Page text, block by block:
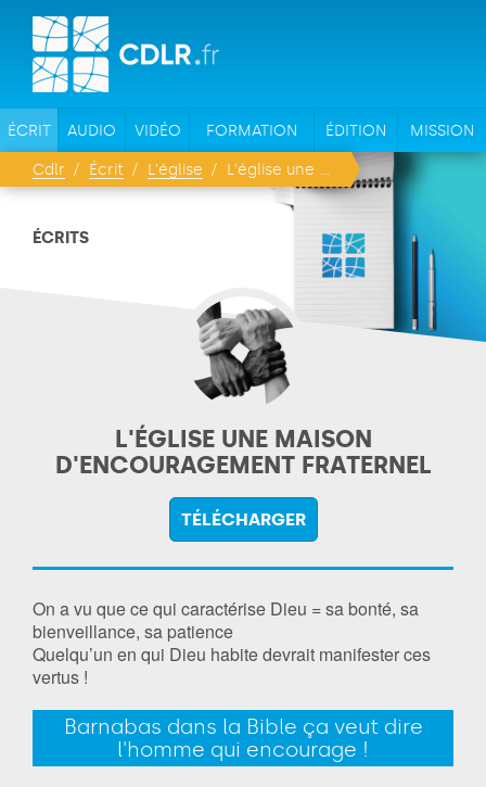
ÉCRIT AUDIO VIDÉO FORMATION ÉDITION MISSION
Cdlr Écrit L'église L'église une maison d'encouragement fraternel
ÉCRITS
L'ÉGLISE UNE MAISON
D'ENCOURAGEMENT FRATERNEL
TÉLÉCHARGER
On a vu que ce qui caractérise Dieu = sa bonté, sa
bienveillance, sa patience
Quelqu’un en qui Dieu habite devrait manifester ces
vertus !
Barnabas dans la Bible ça veut dire
l'homme qui encourage !